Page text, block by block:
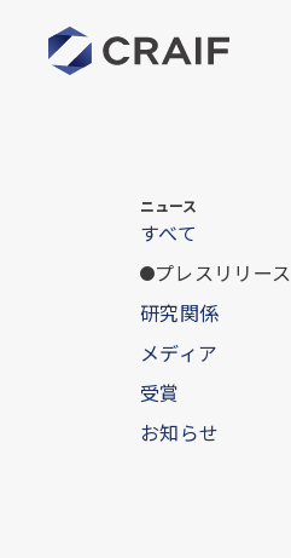
ニュース
すべて
プレスリリース
研究関係
メディア
受賞
お知らせ